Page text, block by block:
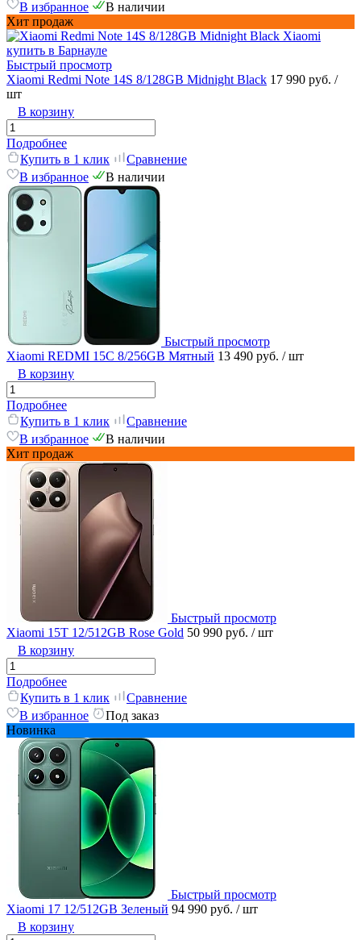
В избранное
В наличии
Хит продаж
Быстрый просмотр
Xiaomi Redmi Note 14S 8/128GB Midnight Black 17 990 руб. /
шт
В корзину
Подробнее
Купить в 1 клик
Сравнение
В избранное
В наличии
Быстрый просмотр
Xiaomi REDMI 15C 8/256GB Мятный 13 490 руб. / шт
В корзину
Подробнее
Купить в 1 клик
Сравнение
В избранное
В наличии
Хит продаж
Быстрый просмотр
Xiaomi 15T 12/512GB Rose Gold 50 990 руб. / шт
В корзину
Подробнее
Купить в 1 клик
Сравнение
В избранное
Под заказ
Новинка
Быстрый просмотр
Xiaomi 17 12/512GB Зеленый 94 990 руб. / шт
В корзину